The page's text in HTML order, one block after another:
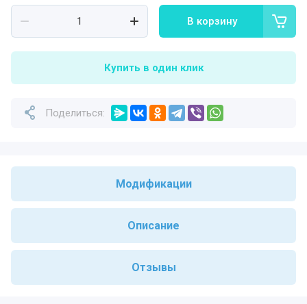
В корзину
Купить в один клик
Поделиться:
Модификации
Описание
Отзывы